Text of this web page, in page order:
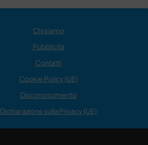
Chi siamo
Pubblicità
Contatti
Cookie Policy (UE)
Disconoscimento
Dichiarazione sulla Privacy (UE)